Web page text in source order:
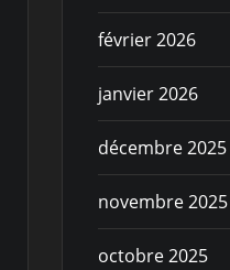
février 2026
janvier 2026
décembre 2025
novembre 2025
octobre 2025